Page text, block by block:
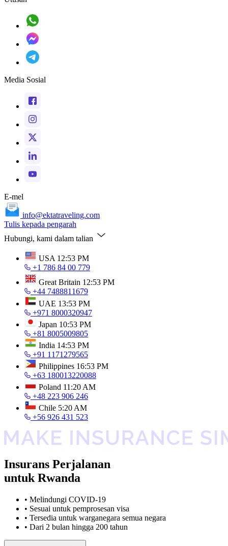
Media Sosial
E-mel
info@ektatraveling.com
Tulis kepada pengarah
Hubungi, kami dalam talian
USA 12:53 PM
+1 786 84 00 779
Great Britain 12:53 PM
+44 7488811679
UAE 13:53 PM
+971 8000320947
Japan 10:53 PM
+81 8005009805
India 14:53 PM
+91 1171279565
Philippines 16:53 PM
+63 180013220088
Poland 11:20 AM
+48 223 906 246
Chile 5:20 AM
+56 926 431 523
Insurans Perjalanan
untuk Rwanda
• Melindungi COVID-19
• Sesuai untuk pemprosesan visa
• Tersedia untuk warganegara semua negara
• Dari 2 bulan hingga 200 tahun